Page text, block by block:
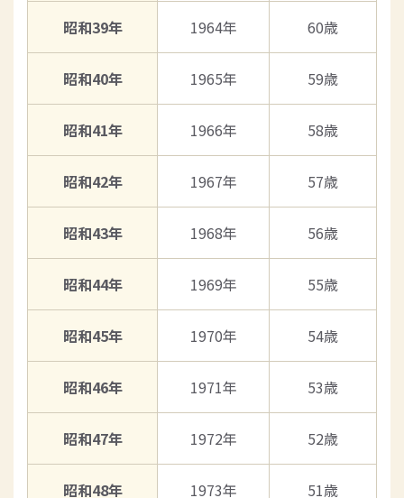
昭和39年 1964年 60歳
昭和40年 1965年 59歳
昭和41年 1966年 58歳
昭和42年 1967年 57歳
昭和43年 1968年 56歳
昭和44年 1969年 55歳
昭和45年 1970年 54歳
昭和46年 1971年 53歳
昭和47年 1972年 52歳
昭和48年 1973年 51歳